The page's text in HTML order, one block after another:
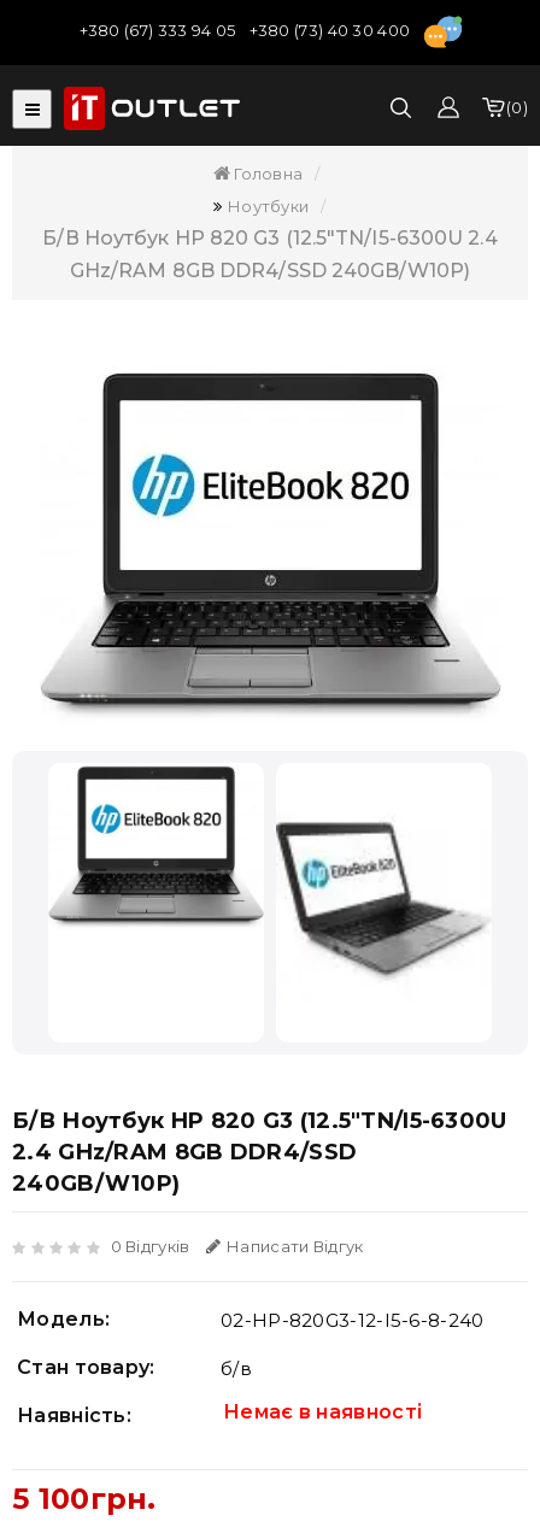
+380 (67) 333 94 05 +380 (73) 40 30 400
0
Головна
Ноутбуки
Б/В Ноутбук HP 820 G3 (12.5"TN/i5-6300U 2.4
GHz/RAM 8GB DDR4/SSD 240GB/W10P)
Б/В Ноутбук HP 820 G3 (12.5"TN/i5-6300U
2.4 GHz/RAM 8GB DDR4/SSD
240GB/W10P)
0 Відгуків Написати Відгук
Модель: 02-HP-820G3-12-I5-6-8-240
Стан товару: б/в
Наявність: Немає в наявності
5 100грн.